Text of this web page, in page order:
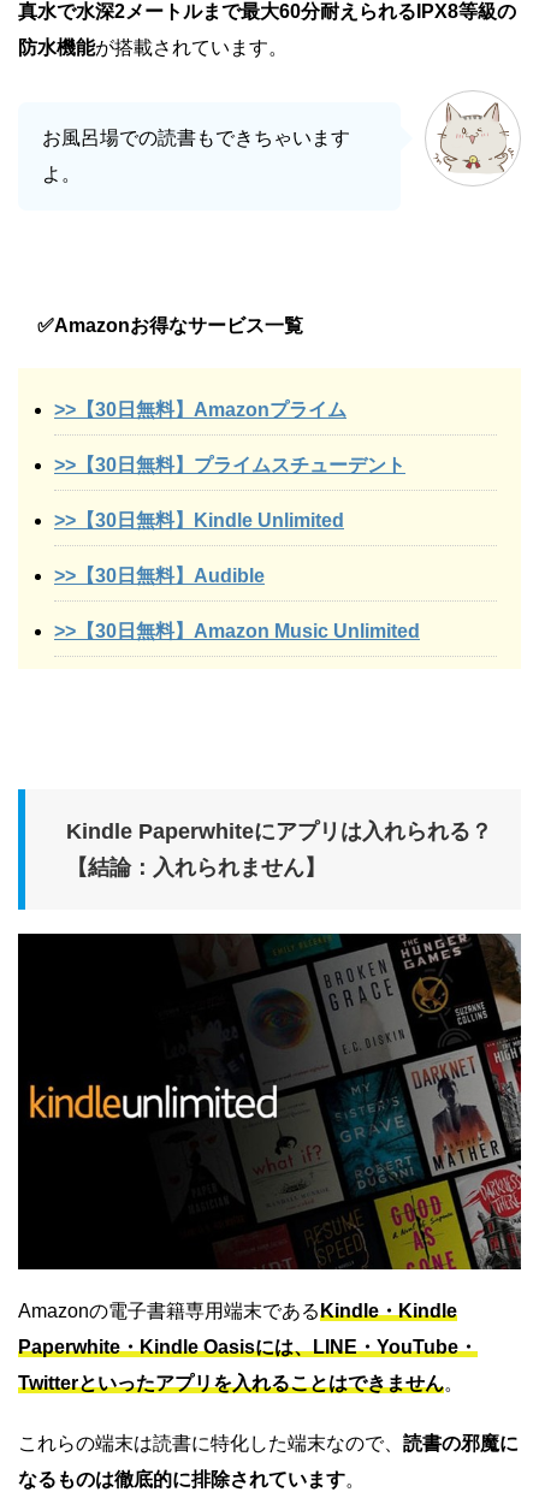
真水で水深2メートルまで最大60分耐えられるIPX8等級の
防水機能が搭載されています。
お風呂場での読書もできちゃいます
よ。
✅Amazonお得なサービス一覧
>>【30日無料】Amazonプライム
>>【30日無料】プライムスチューデント
>>【30日無料】Kindle Unlimited
>>【30日無料】Audible
>>【30日無料】Amazon Music Unlimited
Kindle Paperwhiteにアプリは入れられる？
【結論：入れられません】
Amazonの電子書籍専用端末であるKindle・Kindle
Paperwhite・Kindle Oasisには、LINE・YouTube・
Twitterといったアプリを入れることはできません。
これらの端末は読書に特化した端末なので、 読書の邪魔に
なるものは徹底的に排除されています。